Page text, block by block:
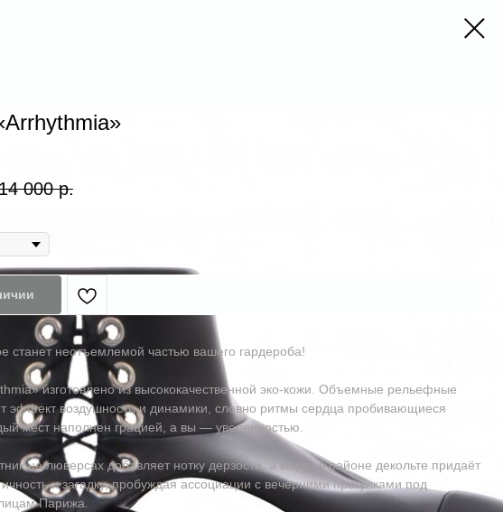
000 р.
станет неотъемлемой частью вашего гардероба!
изготовлено из высококачественной эко-кожи. Объемные рельефные
эффект воздушности и динамики, словно ритмы сердца пробивающиеся
жест наполнен грацией, а вы — уверенностью.
на люверсах добавляет нотку дерзости, а вырез в районе декольте придаёт
и загадку, пробуждая ассоциации с вечерними прогулками под
Парижа.